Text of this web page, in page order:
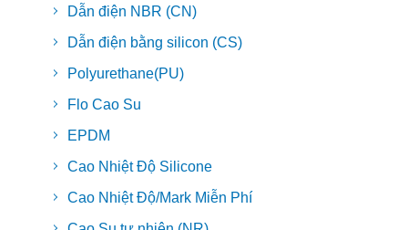
Dẫn điện NBR (CN)
Dẫn điện bằng silicon (CS)
Polyurethane(PU)
Flo Cao Su
EPDM
Cao Nhiệt Độ Silicone
Cao Nhiệt Độ/Mark Miễn Phí